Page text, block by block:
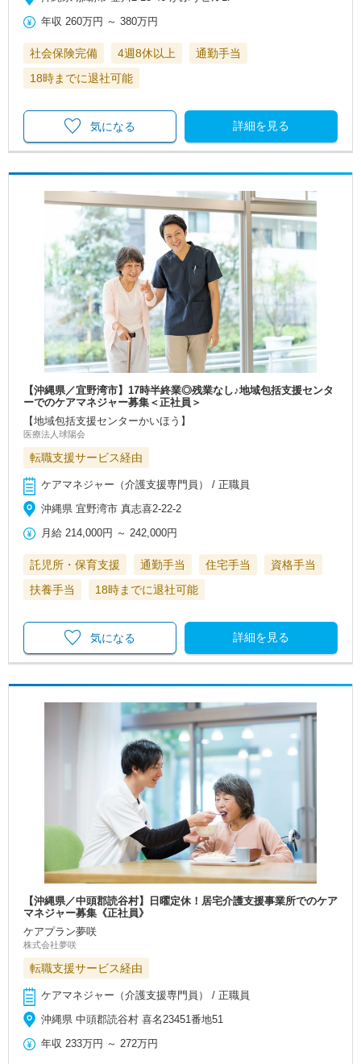
年収 260万円 ～380万円
社会保険完備 4週8休以上
通勤手当
18時までに退社可能
詳細を見る
気になる
【沖縄県／宜野湾市】17時半終業◎残業なし♪地域包括支援センタ
ーでのケアマネジャー募集＜正社員＞
【地域包括支援センターかいほう】
医療法人球陽会
転職支援サービス経由
ケアマネジャー（介護支援専門員） / 正職員
沖縄県 宜野湾市 真志喜2-22-2
月給 214,000円 ～ 242,000円
託児所・保育支援 通勤手当 住宅手当
資格手当
扶養手当
18時までに退社可能
詳細を見る
気になる
【沖縄県／中頭郡読谷村】日曜定休！居宅介護支援事業所でのケア
マネジャー募集《正社員》
ケアプラン夢咲
株式会社夢咲
転職支援サービス経由
ケアマネジャー（介護支援専門員） / 正職員
沖縄県 中頭郡読谷村 喜名23451番地51
年収 233万円 ～ 272万円